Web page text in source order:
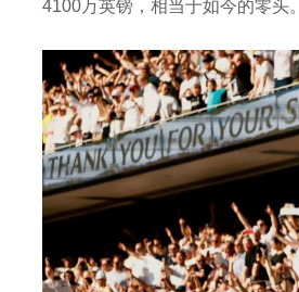
4100万英镑，相当于如今的零头。